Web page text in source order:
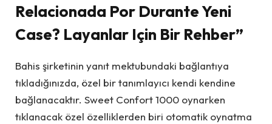
Relacionada Por Durante Yeni
Case? Layanlar Için Bir Rehber”
Bahis şirketinin yanıt mektubundaki bağlantıya
tıkladığınızda, özel bir tanımlayıcı kendi kendine
bağlanacaktır. Sweet Confort 1000 oynarken
tıklanacak özel özelliklerden biri otomatik oynatma